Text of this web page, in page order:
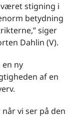
stigning i
betydning
siger
Dahlin (V).
ny
af en
vi ser på den